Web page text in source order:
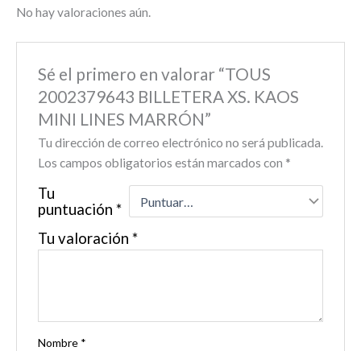
No hay valoraciones aún.
Sé el primero en valorar “TOUS
2002379643 BILLETERA XS. KAOS
MINI LINES MARRÓN”
Tu dirección de correo electrónico no será publicada.
Los campos obligatorios están marcados con *
Tu
puntuación *
Tu valoración *
Nombre *